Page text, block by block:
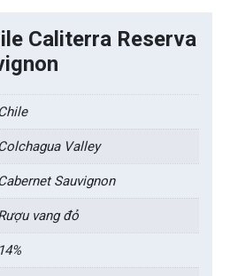
Caliterra Reserva
Valley
Sauvignon
vang đỏ
14%